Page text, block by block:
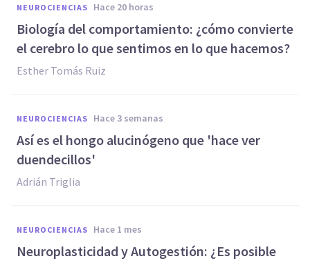
NEUROCIENCIAS hace 20 horas
Biología del comportamiento: ¿cómo convierte
el cerebro lo que sentimos en lo que hacemos?
Esther Tomás Ruiz
NEUROCIENCIAS hace 3 semanas
Así es el hongo alucinógeno que 'hace ver
duendecillos'
Adrián Triglia
NEUROCIENCIAS hace 1 mes
Neuroplasticidad y Autogestión: ¿Es posible